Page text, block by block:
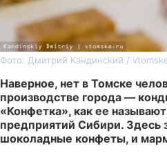
Фото: Дмитрий Кандинский /
Наверное, нет в Томске
производстве города —
«Конфетка», как ее
предприятий Сибири. Здесь
шоколадные конфеты, и